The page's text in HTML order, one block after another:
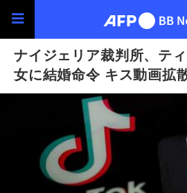
ナイジェリア裁判所、テ
女に結婚命令 キス動画拡